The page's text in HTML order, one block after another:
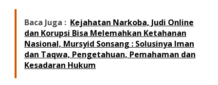
Baca Juga : Kejahatan Narkoba, Judi Online
dan Korupsi Bisa Melemahkan Ketahanan
Nasional, Mursyid Sonsang : Solusinya Iman
dan Taqwa, Pengetahuan, Pemahaman dan
Kesadaran Hukum